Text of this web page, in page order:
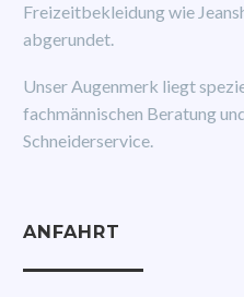
Freizeitbekleidung wie
abgerundet.
Unser Augenmerk liegt
fachmännischen Beratung
Schneiderservice.
ANFAHRT